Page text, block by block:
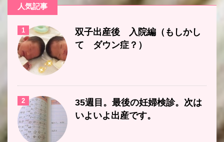
人気記事
1
双子出産後 入院編（もしかし
て ダウン症？）
2
35週目。最後の妊婦検診。次は
いよいよ出産です。